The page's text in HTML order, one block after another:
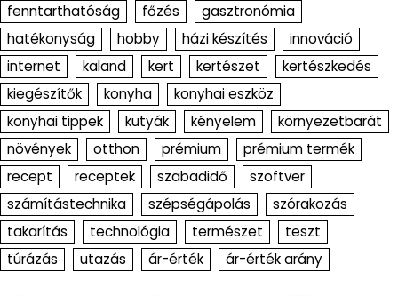
fenntarthatóság
főzés
gasztronómia
hatékonyság
hobby házi készítés
innováció
internet
kaland kert kertészet
kertészkedés
kiegészítők
konyha
konyhai eszköz
konyhai tippek
kutyák kényelem
környezetbarát
növények
otthon prémium
prémium termék
recept
receptek szabadidő
szoftver
számítástechnika
szépségápolás
szórakozás
takarítás
technológia természet
teszt
túrázás
utazás ár-érték ár-érték arány